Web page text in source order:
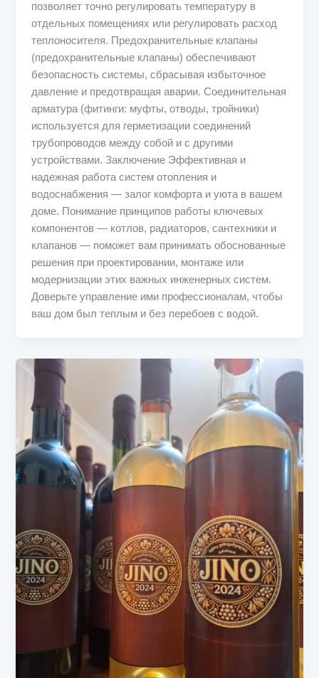
позволяет точно регулировать температуру в
отдельных помещениях или регулировать расход
теплоносителя. Предохранительные клапаны
(предохранительные клапаны) обеспечивают
безопасность системы, сбрасывая избыточное
давление и предотвращая аварии. Соединительная
арматура (фитинги: муфты, отводы, тройники)
используется для герметизации соединений
трубопроводов между собой и с другими
устройствами. Заключение Эффективная и
надежная работа систем отопления и
водоснабжения — залог комфорта и уюта в вашем
доме. Понимание принципов работы ключевых
компонентов — котлов, радиаторов, сантехники и
клапанов — поможет вам принимать обоснованные
решения при проектировании, монтаже или
модернизации этих важных инженерных систем.
Доверьте управление ими профессионалам, чтобы
ваш дом был теплым и без перебоев с водой.